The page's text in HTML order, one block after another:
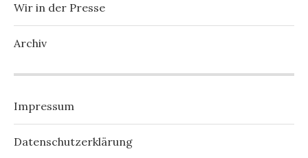
Wir in der Presse
Archiv
Impressum
Datenschutzerklärung